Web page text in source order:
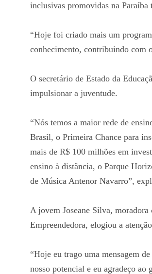
inclusivas promovidas na
“Hoje foi criado mais um
conhecimento, contribuindo com
O secretário de Estado da
impulsionar a juventude.
“Nós temos a maior rede de
Brasil, o Primeira Chance para
mais de R$ 100 milhões em
ensino à distância, o Parque
de Música Antenor Navarro”,
A jovem Joseane Silva,
Empreendedora, elogiou a
“Hoje eu trago uma mensagem
nosso potencial e eu agradeço